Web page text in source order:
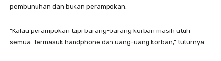
pembunuhan dan bukan perampokan.
“Kalau perampokan tapi barang-barang korban masih utuh
semua. Termasuk handphone dan uang-uang korban,” tuturnya.